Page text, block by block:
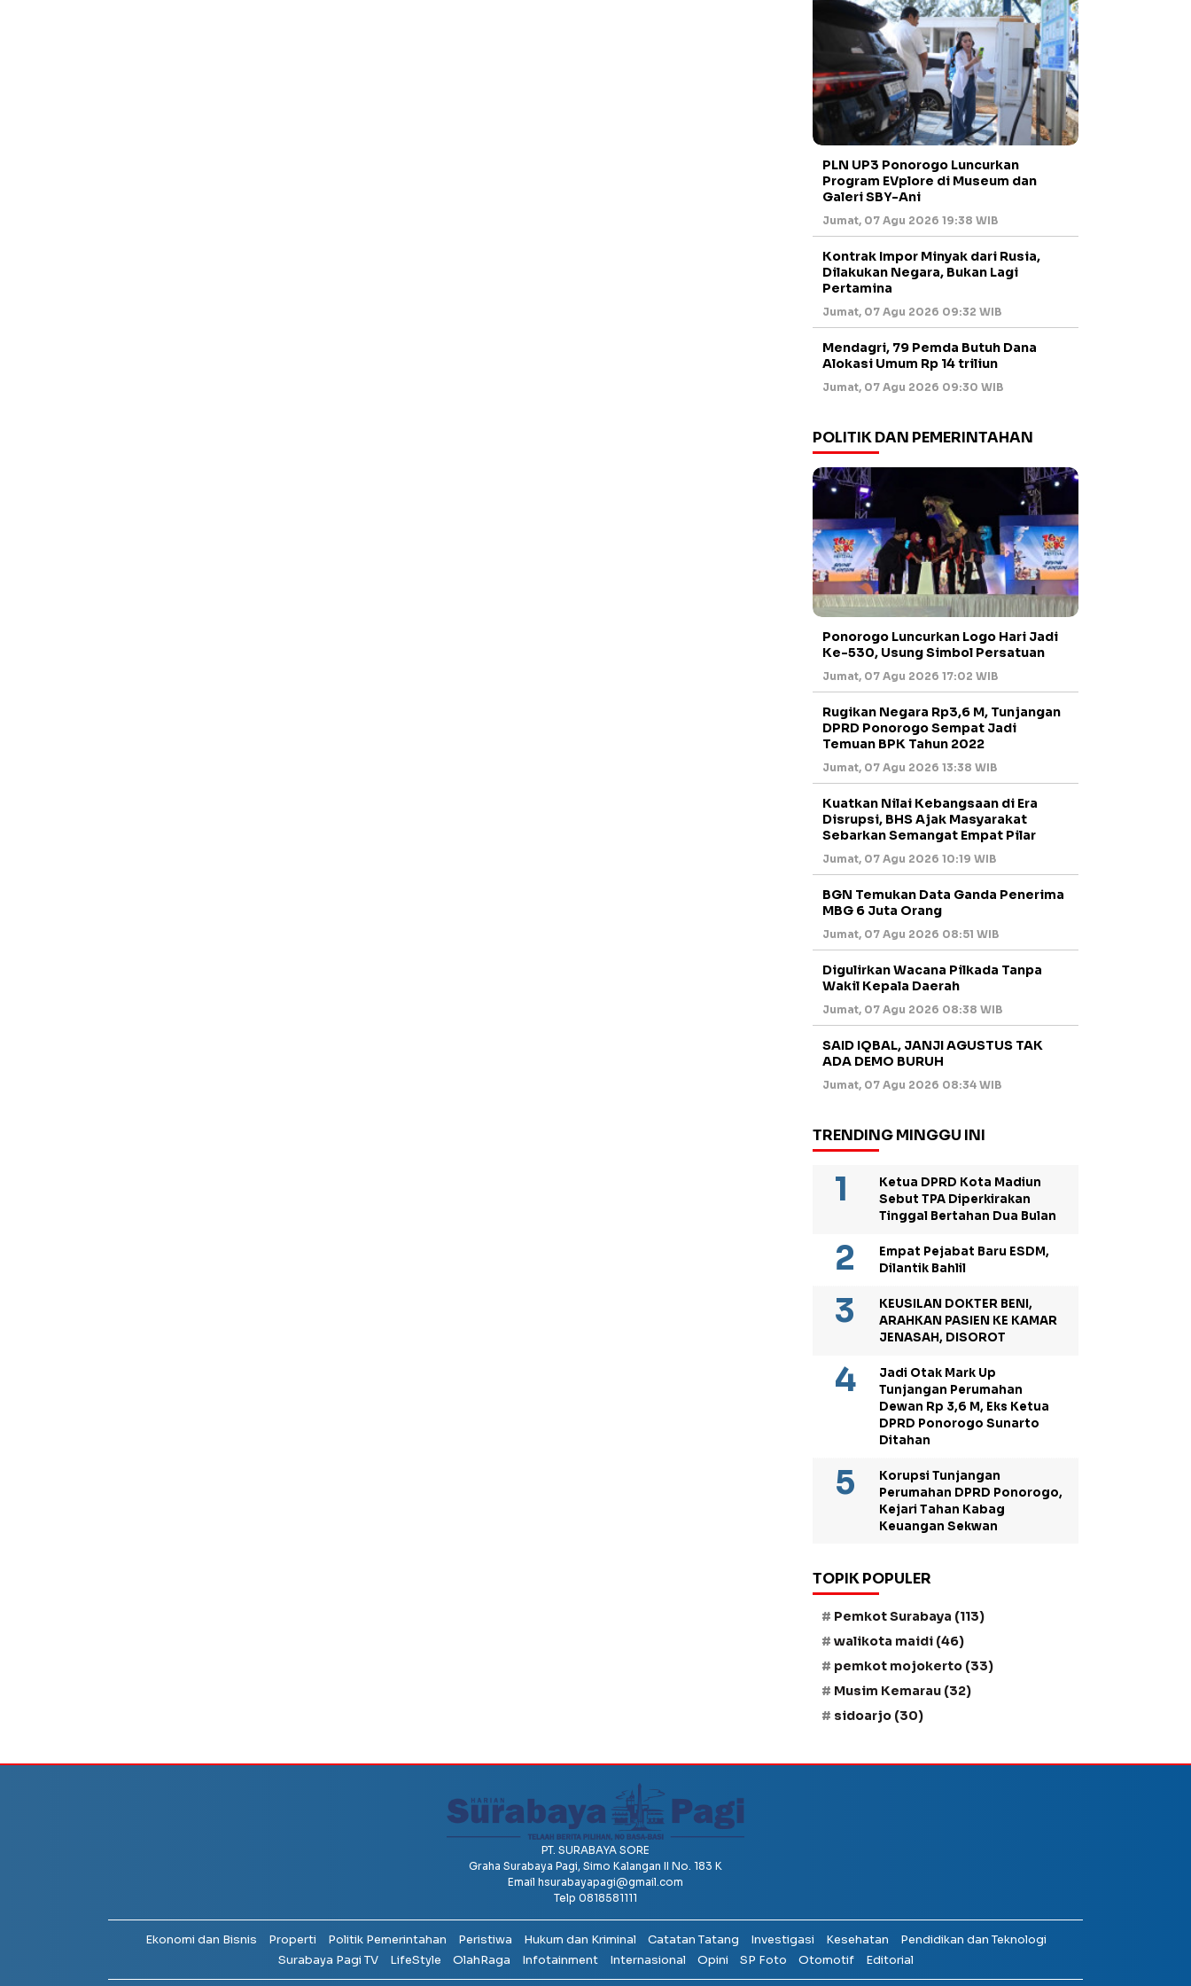
PLN UP3 Ponorogo Luncurkan
Program EVplore di Museum dan
Galeri SBY-Ani
Jumat, 07 Agu 2026 19:38 WIB
Kontrak Impor Minyak dari Rusia,
Dilakukan Negara, Bukan Lagi
Pertamina
Jumat, 07 Agu 2026 09:32 WIB
Mendagri, 79 Pemda Butuh Dana
Alokasi Umum Rp 14 triliun
Jumat, 07 Agu 2026 09:30 WIB
POLITIK DAN PEMERINTAHAN
Ponorogo Luncurkan Logo Hari Jadi
Ke-530, Usung Simbol Persatuan
Jumat, 07 Agu 2026 17:02 WIB
Rugikan Negara Rp3,6 M, Tunjangan
DPRD Ponorogo Sempat Jadi
Temuan BPK Tahun 2022
Jumat, 07 Agu 2026 13:38 WIB
Kuatkan Nilai Kebangsaan di Era
Disrupsi, BHS Ajak Masyarakat
Sebarkan Semangat Empat Pilar
Jumat, 07 Agu 2026 10:19 WIB
BGN Temukan Data Ganda Penerima
MBG 6 Juta Orang
Jumat, 07 Agu 2026 08:51 WIB
Digulirkan Wacana Pilkada Tanpa
Wakil Kepala Daerah
Jumat, 07 Agu 2026 08:38 WIB
SAID IQBAL, JANJI AGUSTUS TAK
ADA DEMO BURUH
Jumat, 07 Agu 2026 08:34 WIB
TRENDING MINGGU INI
Ketua DPRD Kota Madiun
Sebut TPA Diperkirakan
Tinggal Bertahan Dua Bulan
Empat Pejabat Baru ESDM,
Dilantik Bahlil
KEUSILAN DOKTER BENI,
ARAHKAN PASIEN KE KAMAR
JENASAH, DISOROT
Jadi Otak Mark Up
Tunjangan Perumahan
Dewan Rp 3,6 M, Eks Ketua
DPRD Ponorogo Sunarto
Ditahan
Korupsi Tunjangan
Perumahan DPRD Ponorogo,
Kejari Tahan Kabag
Keuangan Sekwan
TOPIK POPULER
Pemkot Surabaya (113)
walikota maidi (46)
pemkot mojokerto (33)
Musim Kemarau (32)
sidoarjo (30)
PT. SURABAYA SORE
Graha Surabaya Pagi, Simo Kalangan II No. 183 K
Email hsurabayapagi@gmail.com
Telp 0818581111
Ekonomi dan Bisnis Properti Politik Pemerintahan Peristiwa Hukum dan Kriminal Catatan Tatang Investigasi Kesehatan
Pendidikan dan Teknologi
Surabaya Pagi TV
LifeStyle OlahRaga Infotainment Internasional Opini SP Foto Otomotif Editorial